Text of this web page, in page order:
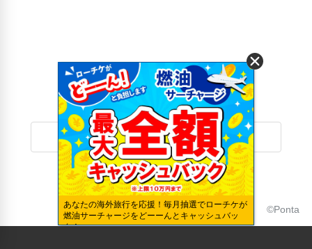
パッチワークの道(29.96km)
道の駅びえい「丘のくら」(28.98km)
風の庭(1.13km)
ホテルTOPに戻る
©Ponta
あなたの海外旅行を応援！毎月抽選でローチケが
燃油サーチャージをどーーんとキャッシュバッ
ク！